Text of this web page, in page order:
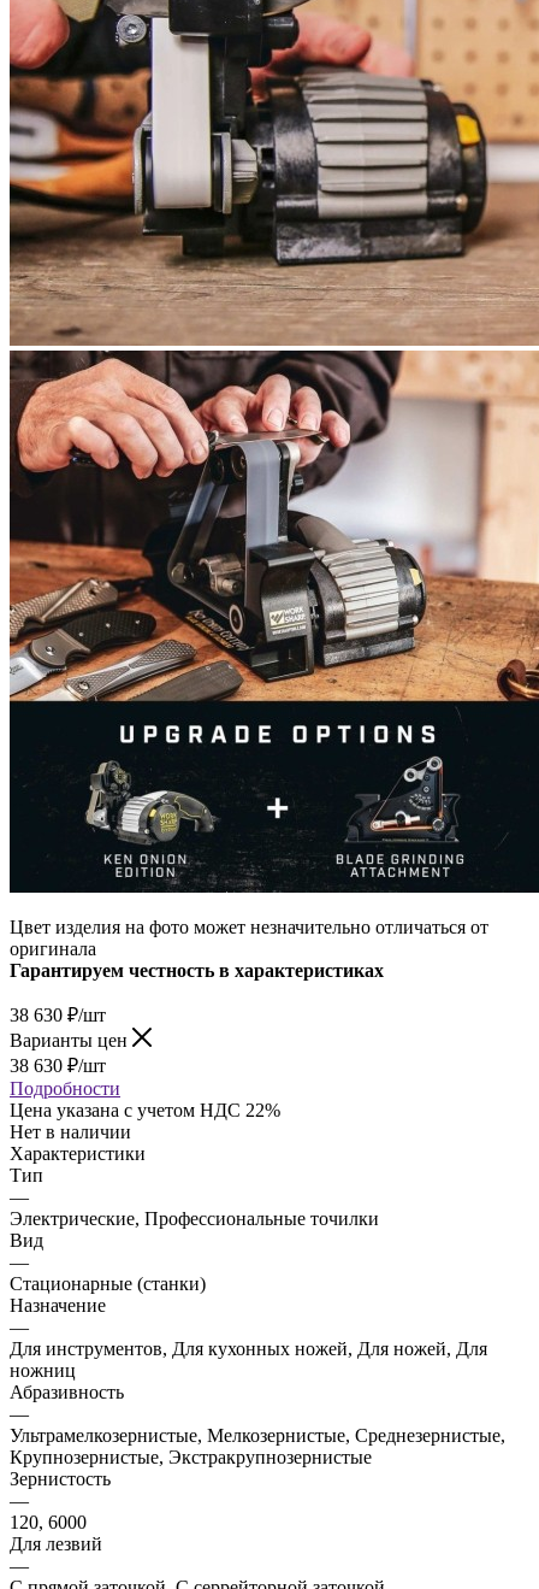
Цвет изделия на фото может незначительно отличаться от
оригинала
Гарантируем честность в характеристиках
38 630 ₽/шт
Варианты цен
38 630 ₽/шт
Подробности
Цена указана с учетом НДС 22%
Нет в наличии
Характеристики
Тип
—
Электрические, Профессиональные точилки
Вид
—
Стационарные (станки)
Назначение
—
Для инструментов, Для кухонных ножей, Для ножей, Для
ножниц
Абразивность
—
Ультрамелкозернистые, Мелкозернистые, Среднезернистые,
Крупнозернистые, Экстракрупнозернистые
Зернистость
—
120, 6000
Для лезвий
—